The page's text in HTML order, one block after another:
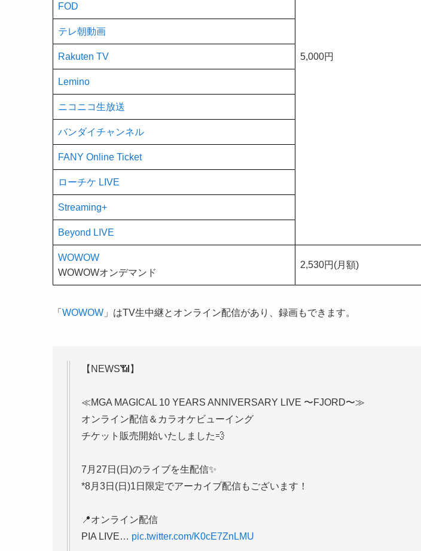
5,000円
FOD
テレ朝動画
Rakuten TV
Lemino
ニコニコ生放送
バンダイチャンネル
FANY Online Ticket
ローチケ LIVE
Streaming+
Beyond LIVE
WOWOW
WOWOWオンデマンド
2,530円(月額)
「 WOWOW 」はTV生中継とオンライン配信があり、録画もできます。
【NEWS📶】
≪MGA MAGICAL 10 YEARS ANNIVERSARY LIVE 〜FJORD〜≫
オンライン配信＆カラオケビューイング
チケット販売開始いたしました💨
7月27日(日)のライブを生配信✨
*8月3日(日)1日限定でアーカイブ配信もございます！
📍オンライン配信
PIA LIVE…
pic.twitter.com/K0cE7ZnLMU